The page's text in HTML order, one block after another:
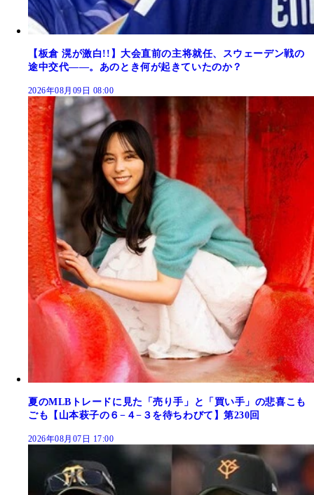
【板倉 滉が激白!!】大会直前の主将就任、スウェーデン戦の
途中交代――。あのとき何が起きていたのか？
2026年08月09日 08:00
夏のMLBトレードに見た「売り手」と「買い手」の悲喜こも
ごも【山本萩子の６−４−３を待ちわびて】第230回
2026年08月07日 17:00